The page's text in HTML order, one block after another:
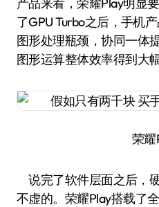
了GPU Turbo之后，手机
图形处理瓶颈，协同一体
图形运算整体效率得到大幅
荣耀
说完了软件层面之后，
不虚的。荣耀Play搭载了